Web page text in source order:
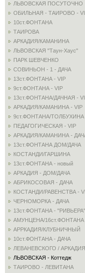
ЛЬВОВСКАЯ ПОСУТОЧНО
ОБИЛЬНАЯ - ТАИРОВО -
10ст.ФОНТАНА
ТАИРОВА
АРКАДИЯ/КАМАНИНА
ЛЬВОВСКАЯ "Таун-Хаус"
ПАРК ШЕВЧЕНКО
СОВИНЬОН - 1 - ДАЧА
13ст.ФОНТАНА - VIP
9ст.ФОНТАНА - VIP
13ст.ФОНТАНА/ДАЧНАЯ -
АРКАДИЯ/КАМАНИНА - VIP
9ст.ФОНТАНА/ТОЛБУХИНА
ПЕДАГОГИЧЕСКАЯ - VIP
АРКАДИЯ/КАМАНИНА -
13ст.ФОНТАНА ДОМ/ДАЧА
КОСТАНДИ/ГАРШИНА
13ст.ФОНТАНА - новый
АРКАДИЯ - ДОМ/ДАЧА
АБРИКОСОВАЯ - ДАЧА
КОСТАНДИ/РАВЕНСТВА -
ЧЕРНОМОРКА - ДАЧА
13ст.ФОНТАНА - "РИВЬЕРА"
АМУНЦЕНА/16ст.ФОНТАНА
АРРКАДИЯ/КЛУБНИЧНЫЙ
10ст.ФОНТАНА - ДАЧА
ЛЕВАНЕВСКОГО / АРКАДИЯ
ЛЬВОВСКАЯ - Коттедж
ТАИРОВО - ЛЕВИТАНА